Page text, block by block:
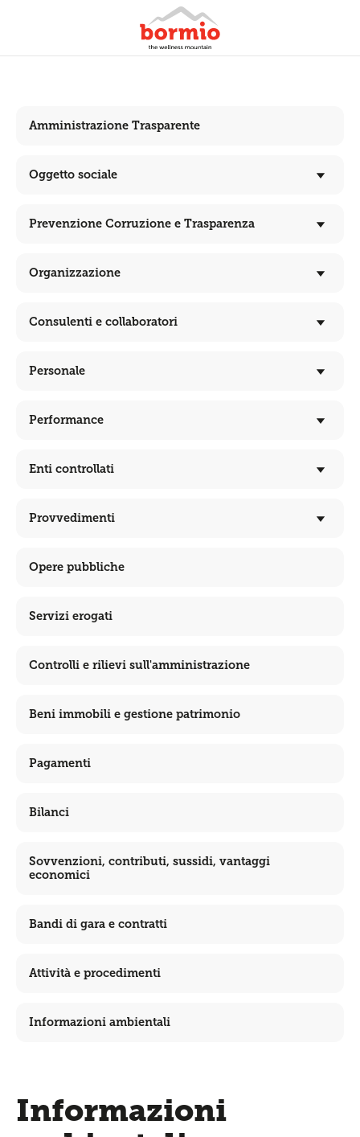
Amministrazione Trasparente
Oggetto sociale
Prevenzione Corruzione e Trasparenza
Organizzazione
Consulenti e collaboratori
Personale
Performance
Enti controllati
Provvedimenti
Opere pubbliche
Servizi erogati
Controlli e rilievi sull'amministrazione
Beni immobili e gestione patrimonio
Pagamenti
Bilanci
Sovvenzioni, contributi, sussidi, vantaggi
economici
Bandi di gara e contratti
Attività e procedimenti
Informazioni ambientali
Informazioni